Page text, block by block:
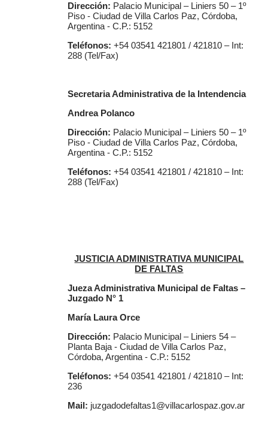
Dirección: Palacio Municipal – Liniers 50 – 1º
Piso - Ciudad de Villa Carlos Paz, Córdoba,
Argentina - C.P.: 5152
Teléfonos:+54 03541 421801 / 421810 – Int:
288 (Tel/Fax)
Secretaria Administrativa de la Intendencia
Andrea Polanco
Dirección: Palacio Municipal – Liniers 50 – 1º
Piso - Ciudad de Villa Carlos Paz, Córdoba,
Argentina - C.P.: 5152
Teléfonos:+54 03541 421801 / 421810 – Int:
288 (Tel/Fax)
JUSTICIA ADMINISTRATIVA MUNICIPAL
DE FALTAS
Jueza Administrativa Municipal de Faltas –
Juzgado N° 1
María Laura Orce
Dirección: Palacio Municipal – Liniers 54 –
Planta Baja - Ciudad de Villa Carlos Paz,
Córdoba, Argentina - C.P.: 5152
Teléfonos:+54 03541 421801 / 421810 – Int:
236
Mail: juzgadodefaltas1@villacarlospaz.gov.ar